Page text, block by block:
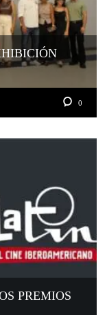
0
PREMIOS